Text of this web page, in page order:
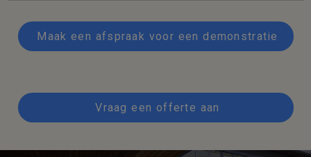
Maak een afspraak voor een demonstratie
Vraag een offerte aan